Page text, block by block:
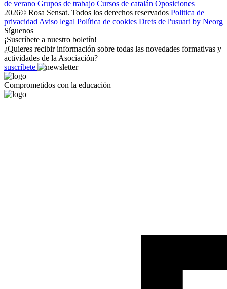
de verano Grupos de trabajo Cursos de catalán Oposiciones
2026© Rosa Sensat. Todos los derechos reservados Politica de
privacidad Aviso legal Política de cookies Drets de l'usuari by Neorg
Síguenos
¡Suscríbete a nuestro boletín!
¿Quieres recibir información sobre todas las novedades formativas y
actividades de la Asociación?
suscríbete
Comprometidos con la educación